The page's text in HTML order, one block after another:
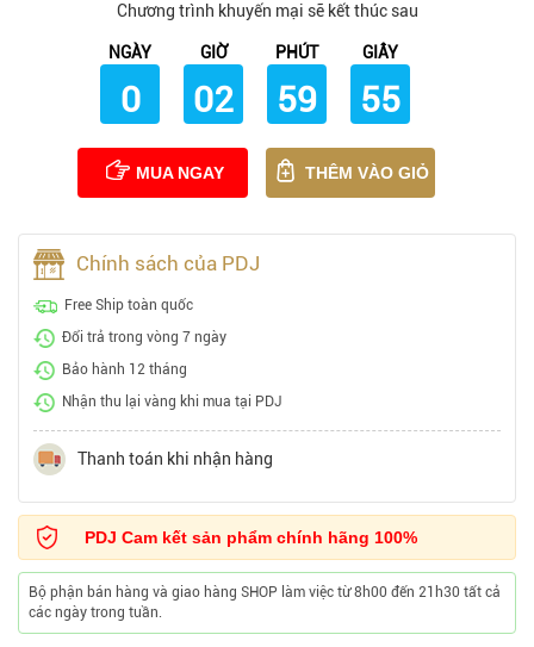
Chương trình khuyến mại sẽ kết thúc sau
NGÀY
0
GIỜ
02
PHÚT
59
GIÂY
54
MUA NGAY THÊM VÀO GIỎ
Chính sách của PDJ
Free Ship toàn quốc
Đổi trả trong vòng 7 ngày
Bảo hành 12 tháng
Nhận thu lại vàng khi mua tại PDJ
Thanh toán khi nhận hàng
PDJ Cam kết sản phẩm chính hãng 100%
Bộ phận bán hàng và giao hàng SHOP làm việc từ 8h00 đến 21h30 tất cả
các ngày trong tuần.